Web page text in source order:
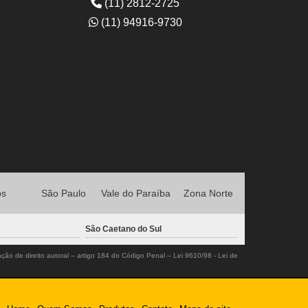
(11) 2812-2725
(11) 94916-9730
São Paulo Vale do Paraíba Zona Norte
São Caetano do Sul
de direito autoral – artigo 184 do Código Penal – Lei 9610/98 - Lei de